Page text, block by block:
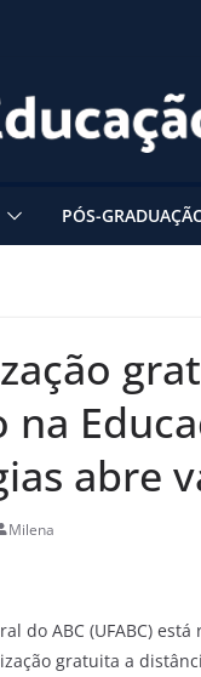
PÓS-
na
abre
Milena
do ABC (UFABC)
gratuita a